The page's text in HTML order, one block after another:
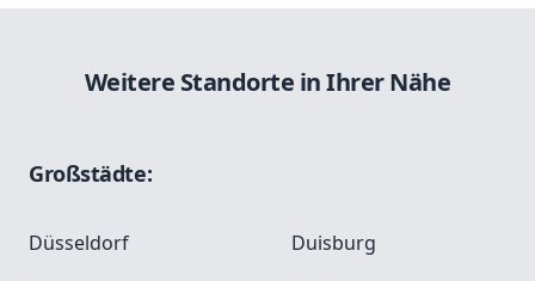
Weitere Standorte in Ihrer Nähe
Großstädte:
Düsseldorf Duisburg